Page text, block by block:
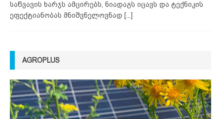
საწვავის ხარჯს ამცირებს, ნიადაგს იცავს და ტექნიკის
ეფექტიანობას მნიშვნელოვნად [...]
AGROPLUS